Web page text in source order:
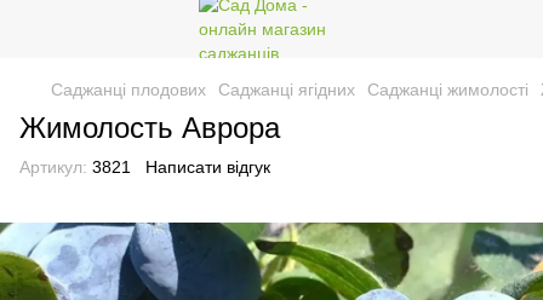
Саджанці плодових Саджанці ягідних Саджанці жимолості
Жимолость Аврора
Артикул: 3821 Написати відгук